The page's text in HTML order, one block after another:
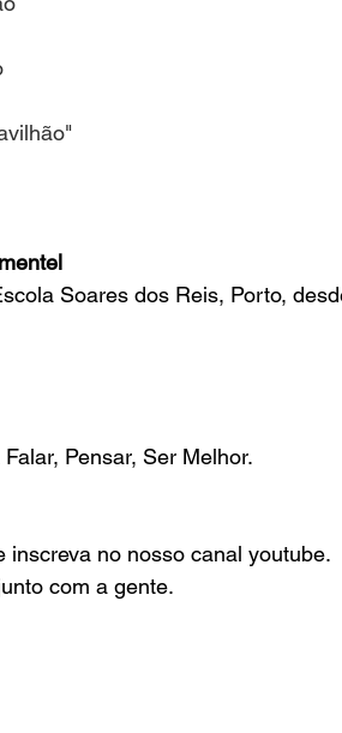
Soares dos Reis, Porto,
Pensar, Ser Melhor.
inscreva no nosso canal youtube.
com a gente.